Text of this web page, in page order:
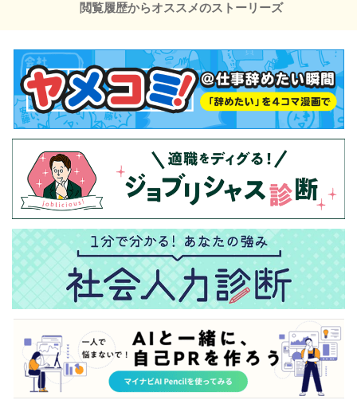
閲覧履歴からオススメのストーリーズ